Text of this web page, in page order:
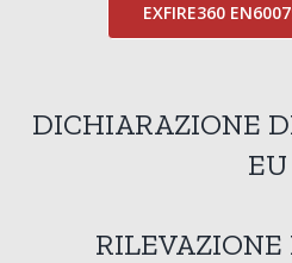
EXFIRE360
DICHIARAZIONE
EU
RILEVAZIONE